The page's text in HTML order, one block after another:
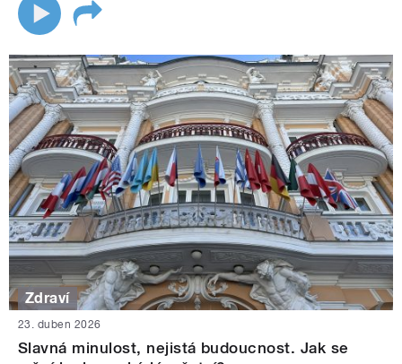
Zdraví
23. duben 2026
Slavná minulost, nejistá budoucnost. Jak se